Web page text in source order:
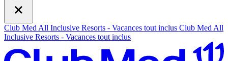
Club Med All Inclusive Resorts - Vacances tout inclus Club Med All
Inclusive Resorts - Vacances tout inclus